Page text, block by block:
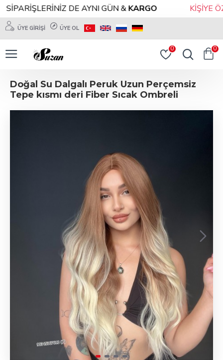
DE AYNI GÜN & KARGO KİŞİYE
ÜYE GIRIŞI ÜYE OL
0 0
Doğal Su Dalgalı Peruk Uzun Perçemsiz
Tepe kısmı deri Fiber Sıcak Ombreli